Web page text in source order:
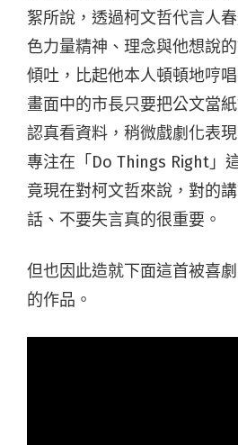
絮所說，透過柯文哲代言人
色力量精神、理念與他想說
傾吐，比起他本人頓頓地哼
畫面中的市長只要把公文當
認真看資料，稍微戲劇化表
專注在「Do Things Right」
竟現在對柯文哲來說，對的
話、不要失言真的很重要。
但也因此造就下面這首被喜
的作品。